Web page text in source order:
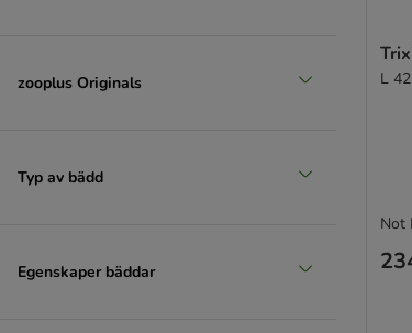
zooplus Originals
Typ av bädd
Egenskaper bäddar
L
Not